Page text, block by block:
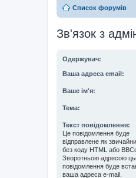
Список форумів
Зв'язок з
Одержувач:
Ваша адреса email:
Ваше ім'я:
Тема:
Текст повідомлення:
Це повідомлення буде
відправлене як
без коду HTML або
Зворотньою адресою
повідомлення буде
ваша адреса e-mail.